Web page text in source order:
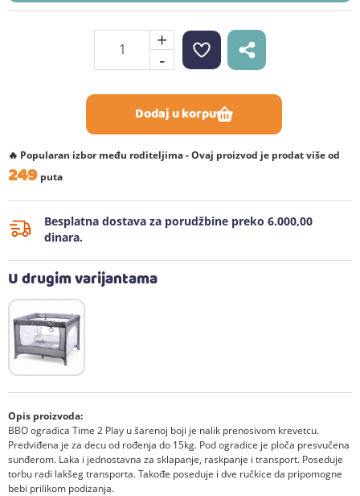
+
-
Dodaj u korpu
🔥 Popularan izbor među roditeljima - Ovaj proizvod je prodat više od
249 puta
Besplatna dostava za porudžbine preko 6.000,00
dinara.
U drugim varijantama
Opis proizvoda:
BBO ogradica Time 2 Play u šarenoj boji je nalik prenosivom krevetcu.
Predviđena je za decu od rođenja do 15kg. Pod ogradice je ploča presvučena
sunđerom. Laka i jednostavna za sklapanje, raskpanje i transport. Poseduje
torbu radi lakšeg transporta. Takođe poseduje i dve ručkice da pripomogne
bebi prilikom podizanja.